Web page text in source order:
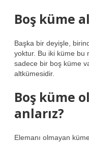
Boş küme
Başka bir deyişle,
yoktur. Bu iki küme bu
sadece bir boş küme
altkümesidir.
Boş küme
anlarız?
Elemanı olmayan